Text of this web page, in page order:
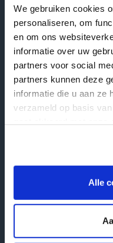
We gebruiken cookies
personaliseren, om
en om ons
informatie over uw
partners voor social
partners kunnen deze
informatie die u aan ze
verzameld op basis
Alle
Grafstenen Kampen
Grafstenen Hengelo
Grafstenen Enschede
Grafstenen Deventer
Grafstenen Almelo
Grafstenen Ommen
Gelderland
Grafstenen Barneveld
Grafstenen Nijkerk